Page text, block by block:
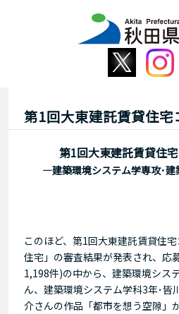
第1回大東建託賃貸住宅
第1回大東建託賃貸住
―建築環境システム学専攻･
このほど、第1回大東建託賃貸住
住宅」の審査結果が発表され、応
1,198件)の中から、建築環境シス
ん、建築環境システム学科3年･皆
介さんの作品「都市を想う空隙」